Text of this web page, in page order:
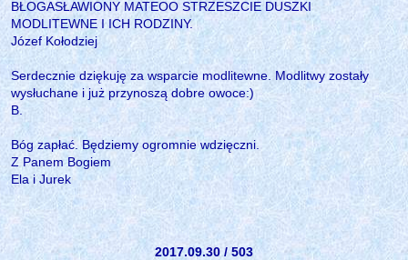
BŁOGASŁAWIONY MATEOO STRZESZCIE DUSZKI
MODLITEWNE I ICH RODZINY.
Józef Kołodziej
Serdecznie dziękuję za wsparcie modlitewne. Modlitwy zostały
wysłuchane i już przynoszą dobre owoce:)
B.
Bóg zapłać. Będziemy ogromnie wdzięczni.
Z Panem Bogiem
Ela i Jurek
2017.09.30 / 503